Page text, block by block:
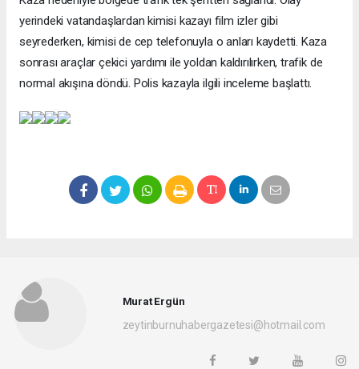
yerindeki vatandaşlardan kimisi kazayı film izler gibi
seyrederken, kimisi de cep telefonuyla o anları kaydetti. Kaza
sonrası araçlar çekici yardımı ile yoldan kaldırılırken, trafik de
normal akışına döndü. Polis kazayla ilgili inceleme başlattı.
Murat Ergün
zeytinburnuhabergazetesi@hotmail.com